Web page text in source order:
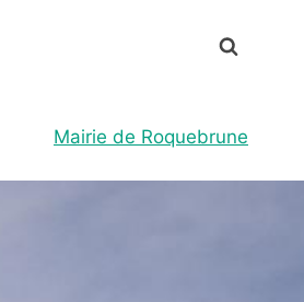
Mairie de Roquebrune